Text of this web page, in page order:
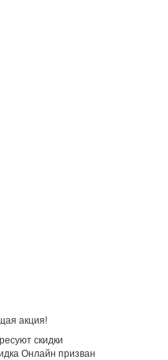
акция!
скидки
Онлайн призван